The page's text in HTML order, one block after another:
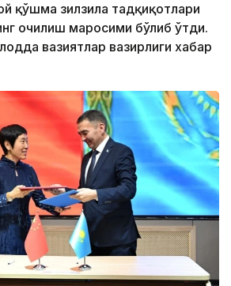
қўшма зилзила тадқиқотлари
очилиш маросими бўлиб ўтди.
вазиятлар вазирлиги хабар